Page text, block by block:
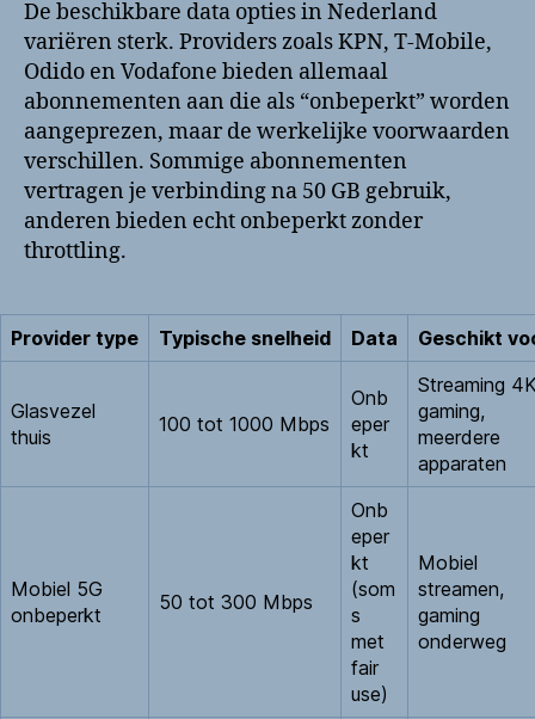
De beschikbare data opties in Nederland
variëren sterk. Providers zoals KPN, T-Mobile,
Odido en Vodafone bieden allemaal
abonnementen aan die als “onbeperkt” worden
aangeprezen, maar de werkelijke voorwaarden
verschillen. Sommige abonnementen
vertragen je verbinding na 50 GB gebruik,
anderen bieden echt onbeperkt zonder
throttling.
Provider type Typische snelheid Data Geschikt
Glasvezel
thuis
100 tot 1000 Mbps
Onb
eper
kt
Streaming
gaming,
meerdere
apparaten
Mobiel 5G
onbeperkt
50 tot 300 Mbps
Onb
eper
kt
(som
s
met
fair
use)
Mobiel
streamen,
gaming
onderweg